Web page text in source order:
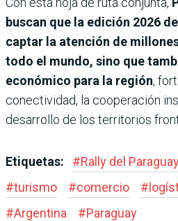
buscan que la edición 2026
captar la atención de
todo el mundo, sino que
económico para la región,
conectividad, la cooperación
desarrollo de los territorios
Etiquetas: #Rally del
#turismo #comercio #
#Argentina #Paraguay